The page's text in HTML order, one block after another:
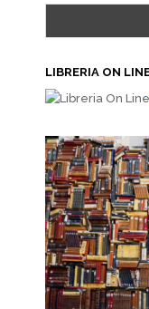
LIBRERIA ON